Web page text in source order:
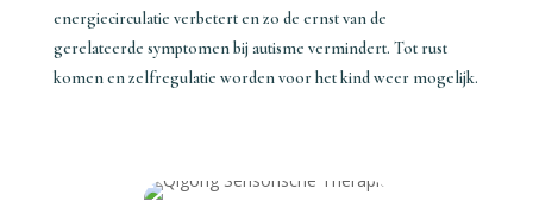
energiecirculatie verbetert en zo de ernst van de
gerelateerde symptomen bij autisme vermindert. Tot rust
komen en zelfregulatie worden voor het kind weer mogelijk.